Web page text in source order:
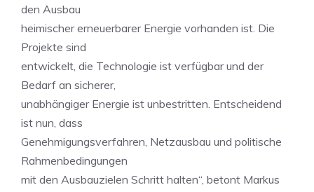
den Ausbau
heimischer erneuerbarer Energie vorhanden ist. Die
Projekte sind
entwickelt, die Technologie ist verfügbar und der
Bedarf an sicherer,
unabhängiger Energie ist unbestritten. Entscheidend
ist nun, dass
Genehmigungsverfahren, Netzausbau und politische
Rahmenbedingungen
mit den Ausbauzielen Schritt halten“, betont Markus